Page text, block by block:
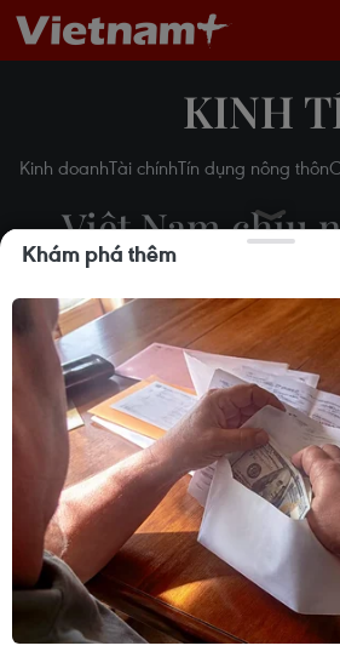
KINH
Kinh doanhTài chínhTín dụng nông thôn
Việt Nam chịu
động từ cách
nghiệp lần
25/11/2016
Theo dõi VietnamPlus
Việt Nam cần tiến xa hơn nữa
mới được tạo ra trong ngành
Khám phá thêm